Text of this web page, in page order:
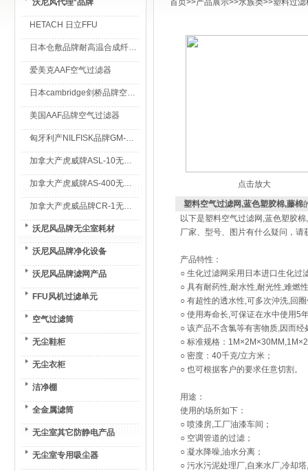
沃尼风代理*品牌
HETACH 日立FFU
日本仓敷品牌耐高温合成纤维过滤棉
爱美克AAF空气过滤器
日本cambridge剑桥品牌空气过滤器
美国AAF品牌空气过滤器
匈牙利产NILFISK品牌GM-80无尘室专用吸尘器
加拿大产虎威牌ASL-10无尘室专用吸尘器
加拿大产虎威牌AS-400无尘室专用吸尘器
加拿大产虎威品牌CR-1无尘室专用吸尘器
沃尼风品牌无尘室耗材
沃尼风品牌净化设备
沃尼风品牌滤网产品
FFU风机过滤单元
空气过滤筒
无尘鞋柜
无尘衣柜
洁净棚
全金属滤筒
无尘室其它防静电产品
无尘室专用吸尘器
首页>>产品展示>>水族类>>塑料过滤
点击放大
塑料空气过滤网,蓝色塑胶棉,藤棉
以下是塑料空气过滤网,蓝色塑胶
厂家、型号、图片有什么疑问，请
产品特性：
○ 生化过滤网采用日本进口生化过
○ 具有耐药性,耐水性,耐光性,难燃
○ 有超性的透水性,可多次沖洗,回
○ 使用寿命长,可保证在水中使用5
○ 该产品不含氯等有害物质,因而
○ 标准规格：
○ 密度：40千克/立方米；
○ 也可根据客户的要求任意切割。
用途：
使用的场所如下：
○ 喷漆房,工厂油漆车间；
○ 空调管道的过滤；
○ 凝水降噪,油水分离；
○ 污水污泥处理厂,自来水厂,冷却